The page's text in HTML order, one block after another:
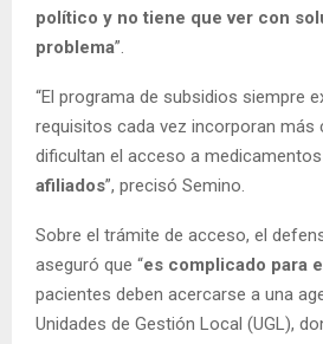
político y no tiene que ver con
problema”.
“El programa de subsidios siempre
requisitos cada vez incorporan más
dificultan el acceso a
afiliados”, precisó Semino.
Sobre el trámite de acceso, el
aseguró que “es complicado para
pacientes deben acercarse a una
Unidades de Gestión Local (UGL),